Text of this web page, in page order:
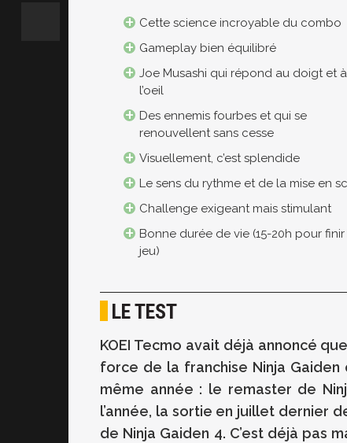
Cette science incroyable du combo
Gameplay bien équilibré
Joe Musashi qui répond au doigt et à
l’oeil
Des ennemis fourbes et qui se
renouvellent sans cesse
Visuellement, c’est splendide
Le sens du rythme et de la mise en
Challenge exigeant mais stimulant
Bonne durée de vie (15-20h pour
jeu)
LE TEST
KOEI Tecmo avait déjà annoncé
force de la franchise Ninja
même année : le remaster de
l’année, la sortie en juillet dernier
de Ninja Gaiden 4. C’est déjà pas